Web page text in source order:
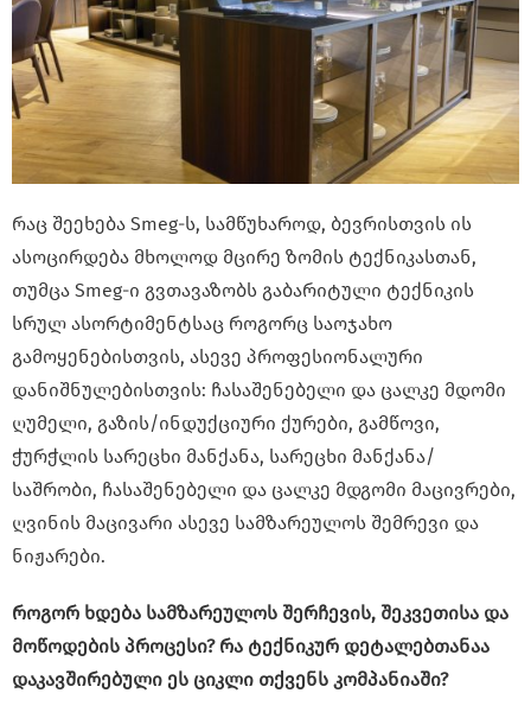
რაც შეეხება Smeg-ს, სამწუხაროდ, ბევრისთვის ის
ასოცირდება მხოლოდ მცირე ზომის ტექნიკასთან,
თუმცა Smeg-ი გვთავაზობს გაბარიტული ტექნიკის
სრულ ასორტიმენტსაც როგორც საოჯახო
გამოყენებისთვის, ასევე პროფესიონალური
დანიშნულებისთვის: ჩასაშენებელი და ცალკე მდომი
ღუმელი, გაზის/ინდუქციური ქურები, გამწოვი,
ჭურჭლის სარეცხი მანქანა, სარეცხი მანქანა/
საშრობი, ჩასაშენებელი და ცალკე მდგომი მაცივრები,
ღვინის მაცივარი ასევე სამზარეულოს შემრევი და
ნიჟარები.
როგორ ხდება სამზარეულოს შერჩევის, შეკვეთისა და
მოწოდების პროცესი? რა ტექნიკურ დეტალებთანაა
დაკავშირებული ეს ციკლი თქვენს კომპანიაში?